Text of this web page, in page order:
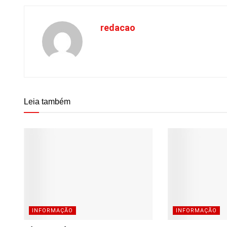
redacao
Leia também
INFORMAÇÃO INFORMAÇÃO